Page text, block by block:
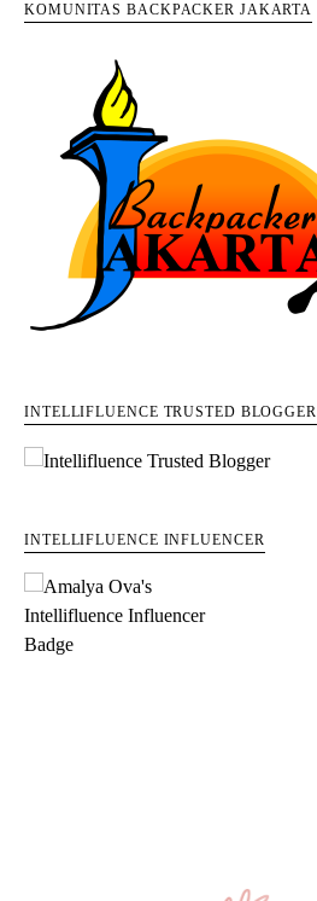
KOMUNITAS BACKPACKER JAKARTA
INTELLIFLUENCE TRUSTED BLOGGER
INTELLIFLUENCE INFLUENCER